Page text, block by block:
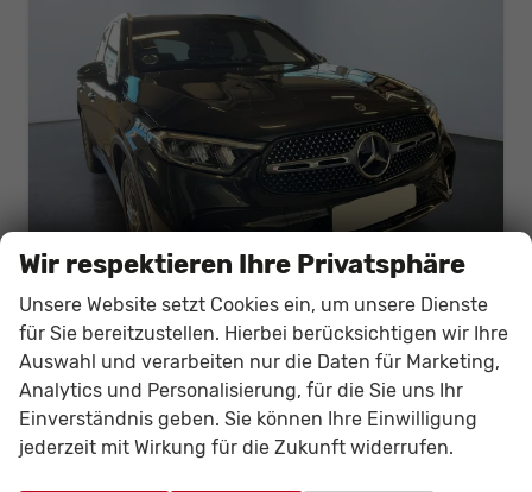
Mercedes-Benz GLC
unverbindliche Lieferzeit: 3 Wochen Jungwagen/Jahreswagen
Fahrzeugnr. 142597 Getriebe Autom. 9-Gang
Wir respektieren Ihre Privatsphäre
Unsere Website setzt Cookies ein, um unsere Dienste
für Sie bereitzustellen. Hierbei berücksichtigen wir Ihre
Auswahl und verarbeiten nur die Daten für Marketing,
Analytics und Personalisierung, für die Sie uns Ihr
Einverständnis geben. Sie können Ihre Einwilligung
jederzeit mit Wirkung für die Zukunft widerrufen.